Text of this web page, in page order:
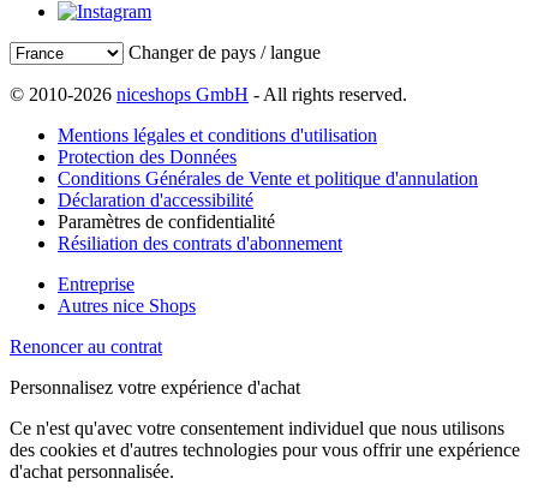
Changer de pays / langue
© 2010-2026 niceshops GmbH - All rights reserved.
Mentions légales et conditions d'utilisation
Protection des Données
Conditions Générales de Vente et politique d'annulation
Déclaration d'accessibilité
Paramètres de confidentialité
Résiliation des contrats d'abonnement
Entreprise
Autres nice Shops
Renoncer au contrat
Personnalisez votre expérience d'achat
Ce n'est qu'avec votre consentement individuel que nous utilisons
des cookies et d'autres technologies pour vous offrir une expérience
d'achat personnalisée.